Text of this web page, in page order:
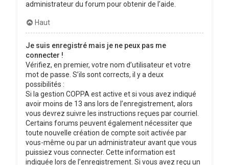
administrateur du forum pour obtenir de l’aide.
Haut
Je suis enregistré mais je ne peux pas me
connecter !
Vérifiez, en premier, votre nom d’utilisateur et votre
mot de passe. S’ils sont corrects, il y a deux
possibilités :
Si la gestion COPPA est active et si vous avez indiqué
avoir moins de 13 ans lors de l’enregistrement, alors
vous devrez suivre les instructions reçues par courriel.
Certains forums peuvent également nécessiter que
toute nouvelle création de compte soit activée par
vous-même ou par un administrateur avant que vous
puissiez vous connecter. Cette information est
indiquée lors de l’enregistrement. Si vous avez reçu un